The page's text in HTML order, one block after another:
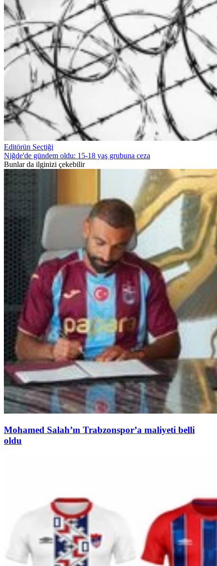
Editörün Seçtiği
Niğde'de gündem oldu: 15-18 yaş grubuna ceza
Bunlar da ilginizi çekebilir
Mohamed Salah’ın Trabzonspor’a maliyeti belli
oldu